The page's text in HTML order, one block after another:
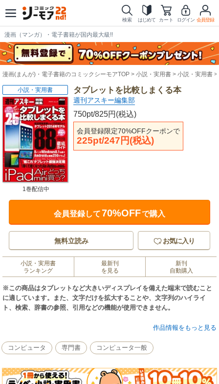
検索 はじめて カート ログイン 会員登録
漫画（マンガ）・電子書籍が国内最大級!!
漫画(まんが)・電子書籍のコミックシーモアTOP 小説・実用書 小説・実用書
タブレットを比較しまくる本
週刊アスキー編集部
750pt/825円(税込)
会員登録限定70%OFFクーポンで
225pt/247円(税込)
小説・実用書
1巻配信中
会員登録して70%OFFで購入
無料立読み お気に入り
小説・実用書
ランキング
最新刊
を見る
新刊
自動購入
※この商品はタブレットなど大きいディスプレイを備えた端末で読むこと
に適しています。また、文字だけを拡大することや、文字列のハイライ
ト、検索、辞書の参照、引用などの機能が使用できません。
iPadで何を買うかを多角的に考察した『新型iPad完全解説』をはじめ、
ょん」に最適なものは何かなど、利用シーンを細かに徹底検証。3万円以下
のタブレットで満足度が高い機種も編集部が徹底レビュー。現行88機種に
るかまで最新のタブレット事情がまるわかりの一冊です。
作品情報をもっと見る
コンピュータ 専門書 コンピュータ一般